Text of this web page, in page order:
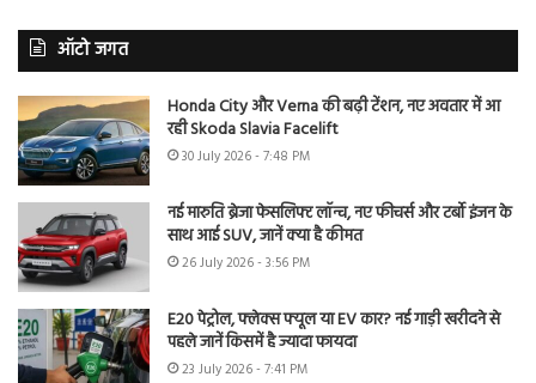
ऑटो जगत
Honda City और Verna की बढ़ी टेंशन, नए अवतार में आ
रही Skoda Slavia Facelift
30 July 2026 - 7:48 PM
नई मारुति ब्रेजा फेसलिफ्ट लॉन्च, नए फीचर्स और टर्बो इंजन के
साथ आई SUV, जानें क्या है कीमत
26 July 2026 - 3:56 PM
E20 पेट्रोल, फ्लेक्स फ्यूल या EV कार? नई गाड़ी खरीदने से
पहले जानें किसमें है ज्यादा फायदा
23 July 2026 - 7:41 PM